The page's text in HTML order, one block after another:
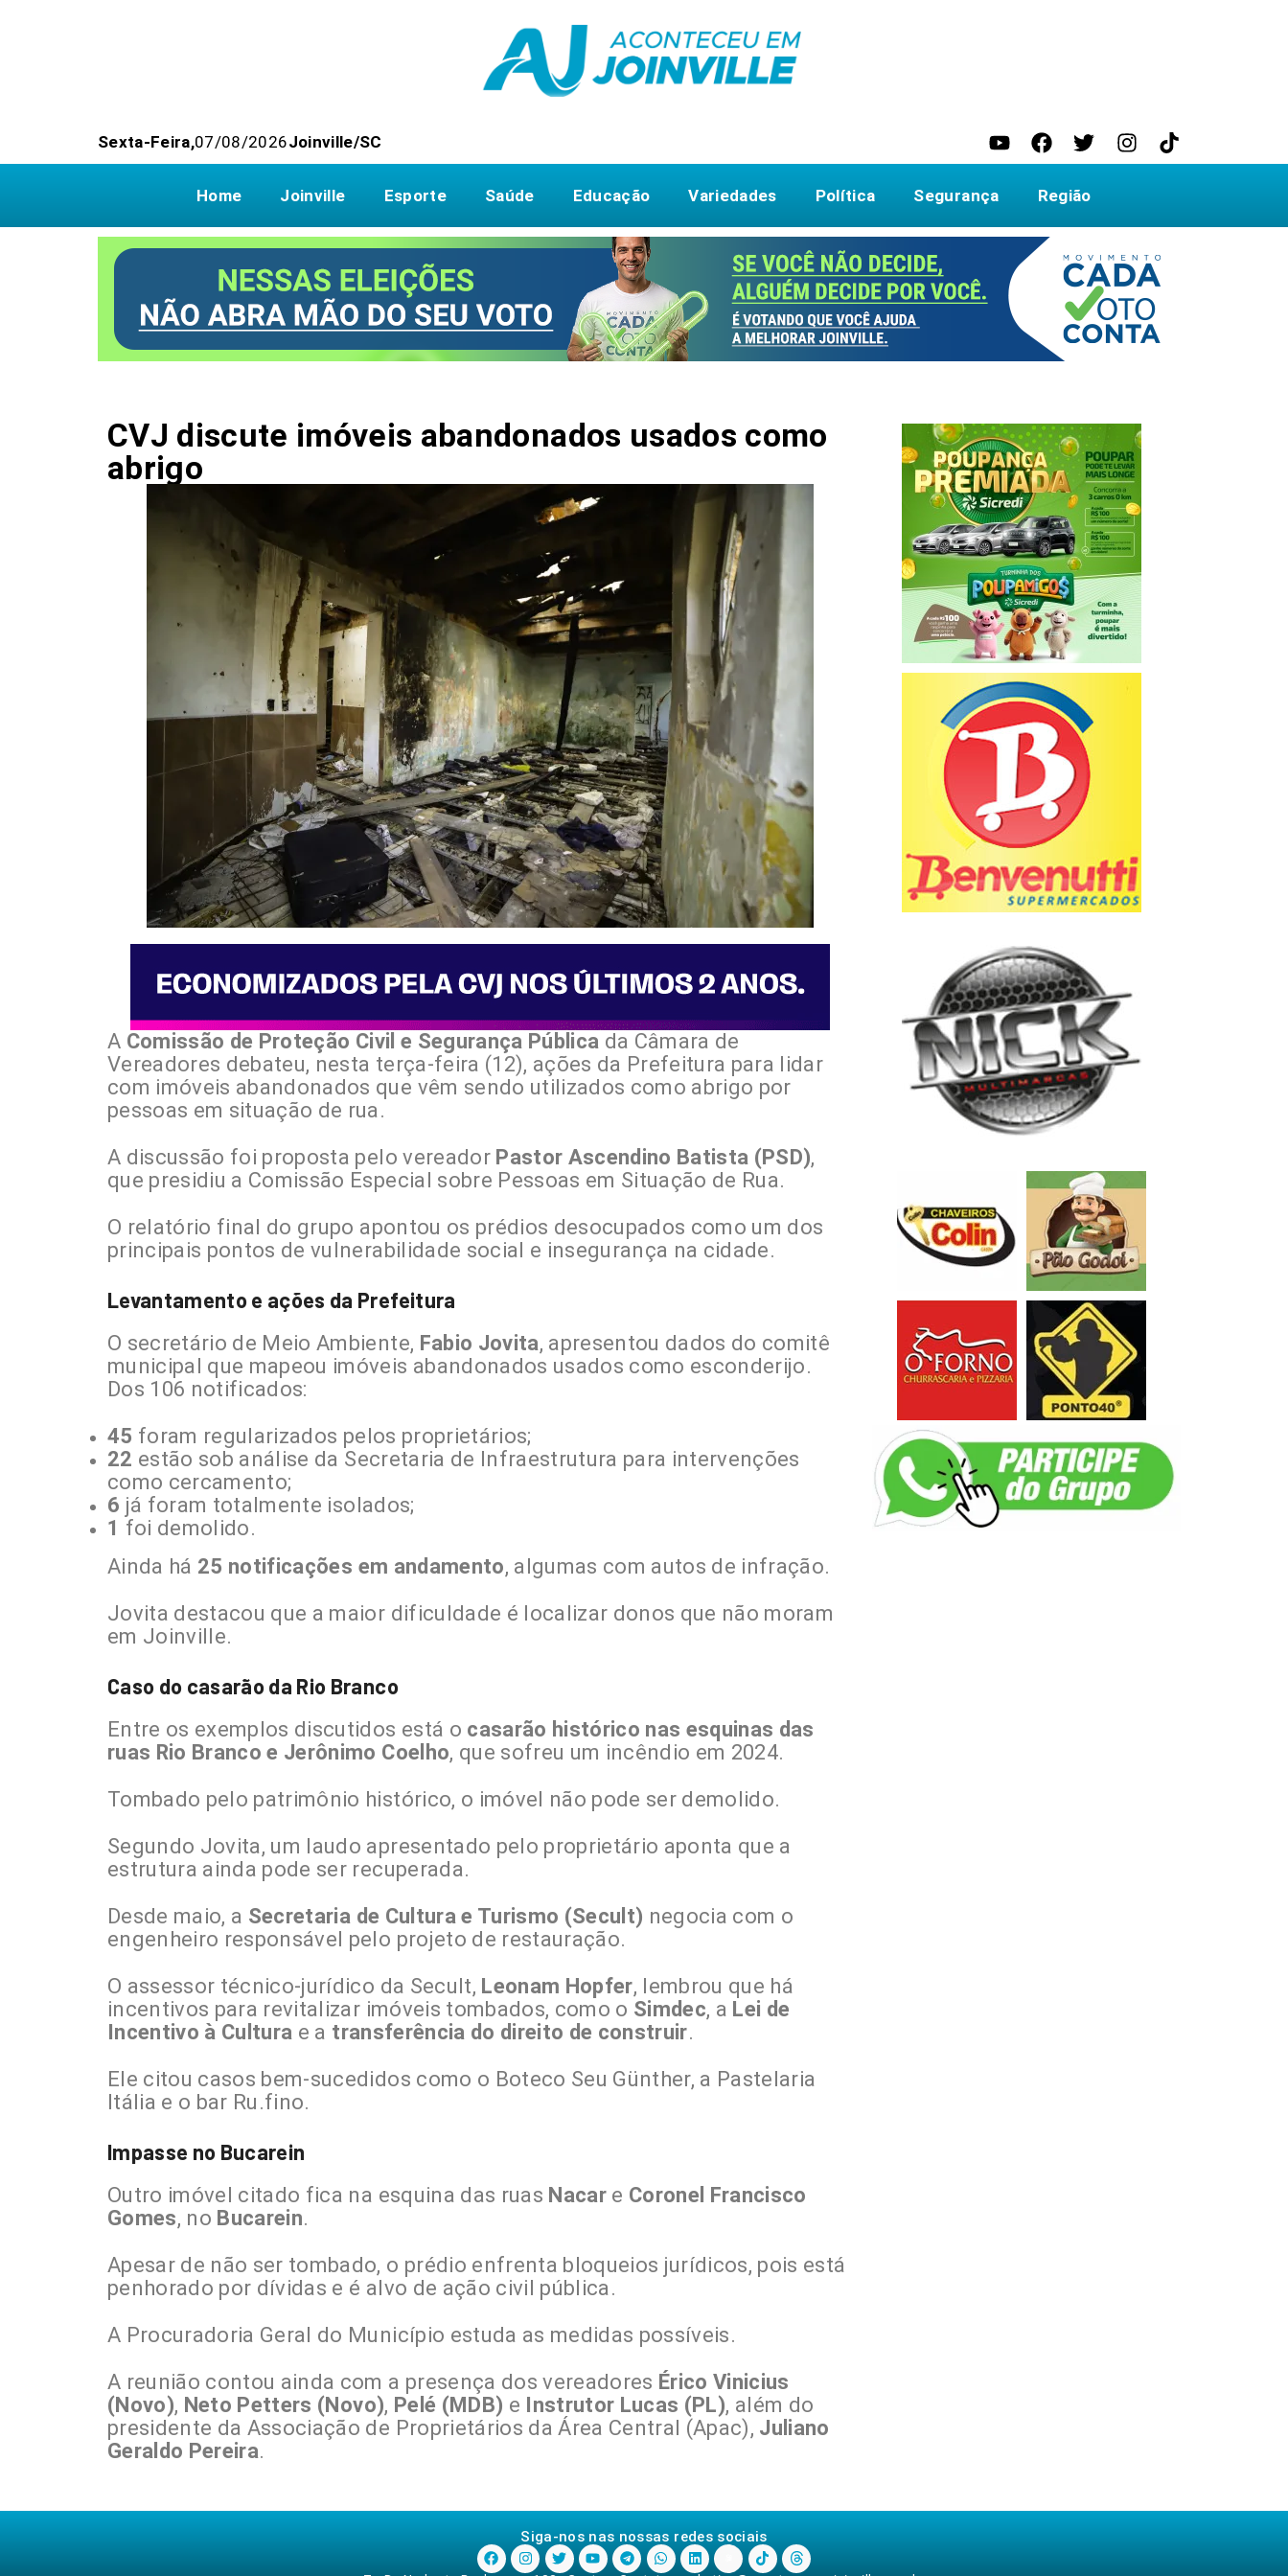
Sexta-Feira,07/08/2026Joinville/SC
Home Joinville Esporte Saúde Educação Variedades Política Segurança Região
CVJ discute imóveis abandonados usados como
abrigo
A Comissão de Proteção Civil e Segurança Pública da Câmara de
Vereadores debateu, nesta terça-feira (12), ações da Prefeitura para lidar
com imóveis abandonados que vêm sendo utilizados como abrigo por
pessoas em situação de rua.
A discussão foi proposta pelo vereador Pastor Ascendino Batista (PSD),
que presidiu a Comissão Especial sobre Pessoas em Situação de Rua.
O relatório final do grupo apontou os prédios desocupados como um dos
principais pontos de vulnerabilidade social e insegurança na cidade.
Levantamento e ações da Prefeitura
O secretário de Meio Ambiente, Fabio Jovita, apresentou dados do comitê
municipal que mapeou imóveis abandonados usados como esconderijo.
Dos 106 notificados:
45 foram regularizados pelos proprietários;
22 estão sob análise da Secretaria de Infraestrutura para intervenções
como cercamento;
6 já foram totalmente isolados;
1 foi demolido.
Ainda há 25 notificações em andamento, algumas com autos de infração.
Jovita destacou que a maior dificuldade é localizar donos que não moram
em Joinville.
Caso do casarão da Rio Branco
Entre os exemplos discutidos está o casarão histórico nas esquinas das
ruas Rio Branco e Jerônimo Coelho, que sofreu um incêndio em 2024.
Tombado pelo patrimônio histórico, o imóvel não pode ser demolido.
Segundo Jovita, um laudo apresentado pelo proprietário aponta que a
estrutura ainda pode ser recuperada.
Desde maio, a Secretaria de Cultura e Turismo (Secult) negocia com o
engenheiro responsável pelo projeto de restauração.
O assessor técnico-jurídico da Secult, Leonam Hopfer, lembrou que há
incentivos para revitalizar imóveis tombados, como o Simdec, a Lei de
Incentivo à Cultura e a transferência do direito de construir.
Ele citou casos bem-sucedidos como o Boteco Seu Günther, a Pastelaria
Itália e o bar Ru.fino.
Impasse no Bucarein
Outro imóvel citado fica na esquina das ruas Nacar e Coronel Francisco
Gomes, no Bucarein.
Apesar de não ser tombado, o prédio enfrenta bloqueios jurídicos, pois está
penhorado por dívidas e é alvo de ação civil pública.
A Procuradoria Geral do Município estuda as medidas possíveis.
A reunião contou ainda com a presença dos vereadores Érico Vinicius
(Novo), Neto Petters (Novo), Pelé (MDB) e Instrutor Lucas (PL), além do
presidente da Associação de Proprietários da Área Central (Apac), Juliano
Geraldo Pereira.
Siga-nos nas nossas redes sociais